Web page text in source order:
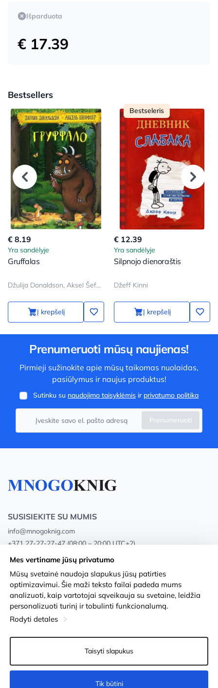
Išparduota
€ 17.39
Bestsellers
€ 8.19
Yra sandėlyje
Gruffalas
Džulija Donaldson, Aksel Šeffler
Į krepšelį
Bestseleris
€ 12.39
Yra sandėlyje
Silpnojo dienoraštis
Džeff Kinni
Į krepšelį
Prenumeruoti mūsų naujienas!
Pirmieji sužinokite apie mūsų taikomas nuolaidas,
pasiūlymus ir naujus produktus!
Sutinku su naudojimo taisyklėmis ir privatumo politika
Prenumeruoti
SUSISIEKITE SU MUMIS
info@mnogoknig.com
+371 27-27-27-47 (08:00 – 20:00 UTC+2)
Rīga, Augusta Deglava 69d, LV-1082
Apie mus
Parduotuvės
Pristatymas ir mokėjimas
Lojalumo kortelės
Privacy Policy
Sąlygos ir nuostatos
Prekių grąžinimas
Slapukų nustatymai
Mes vertiname jūsų privatumo
Mūsų svetainė naudoja slapukus jūsų patirties
optimizavimui. Šie maži teksto failai padeda mums
analizuoti, kaip vartotojai sąveikauja su svetaine, leidžia
personalizuoti turinį ir tobulinti funkcionalumą.
Rodyti detales
Taisyti slapukus
Tik būtini